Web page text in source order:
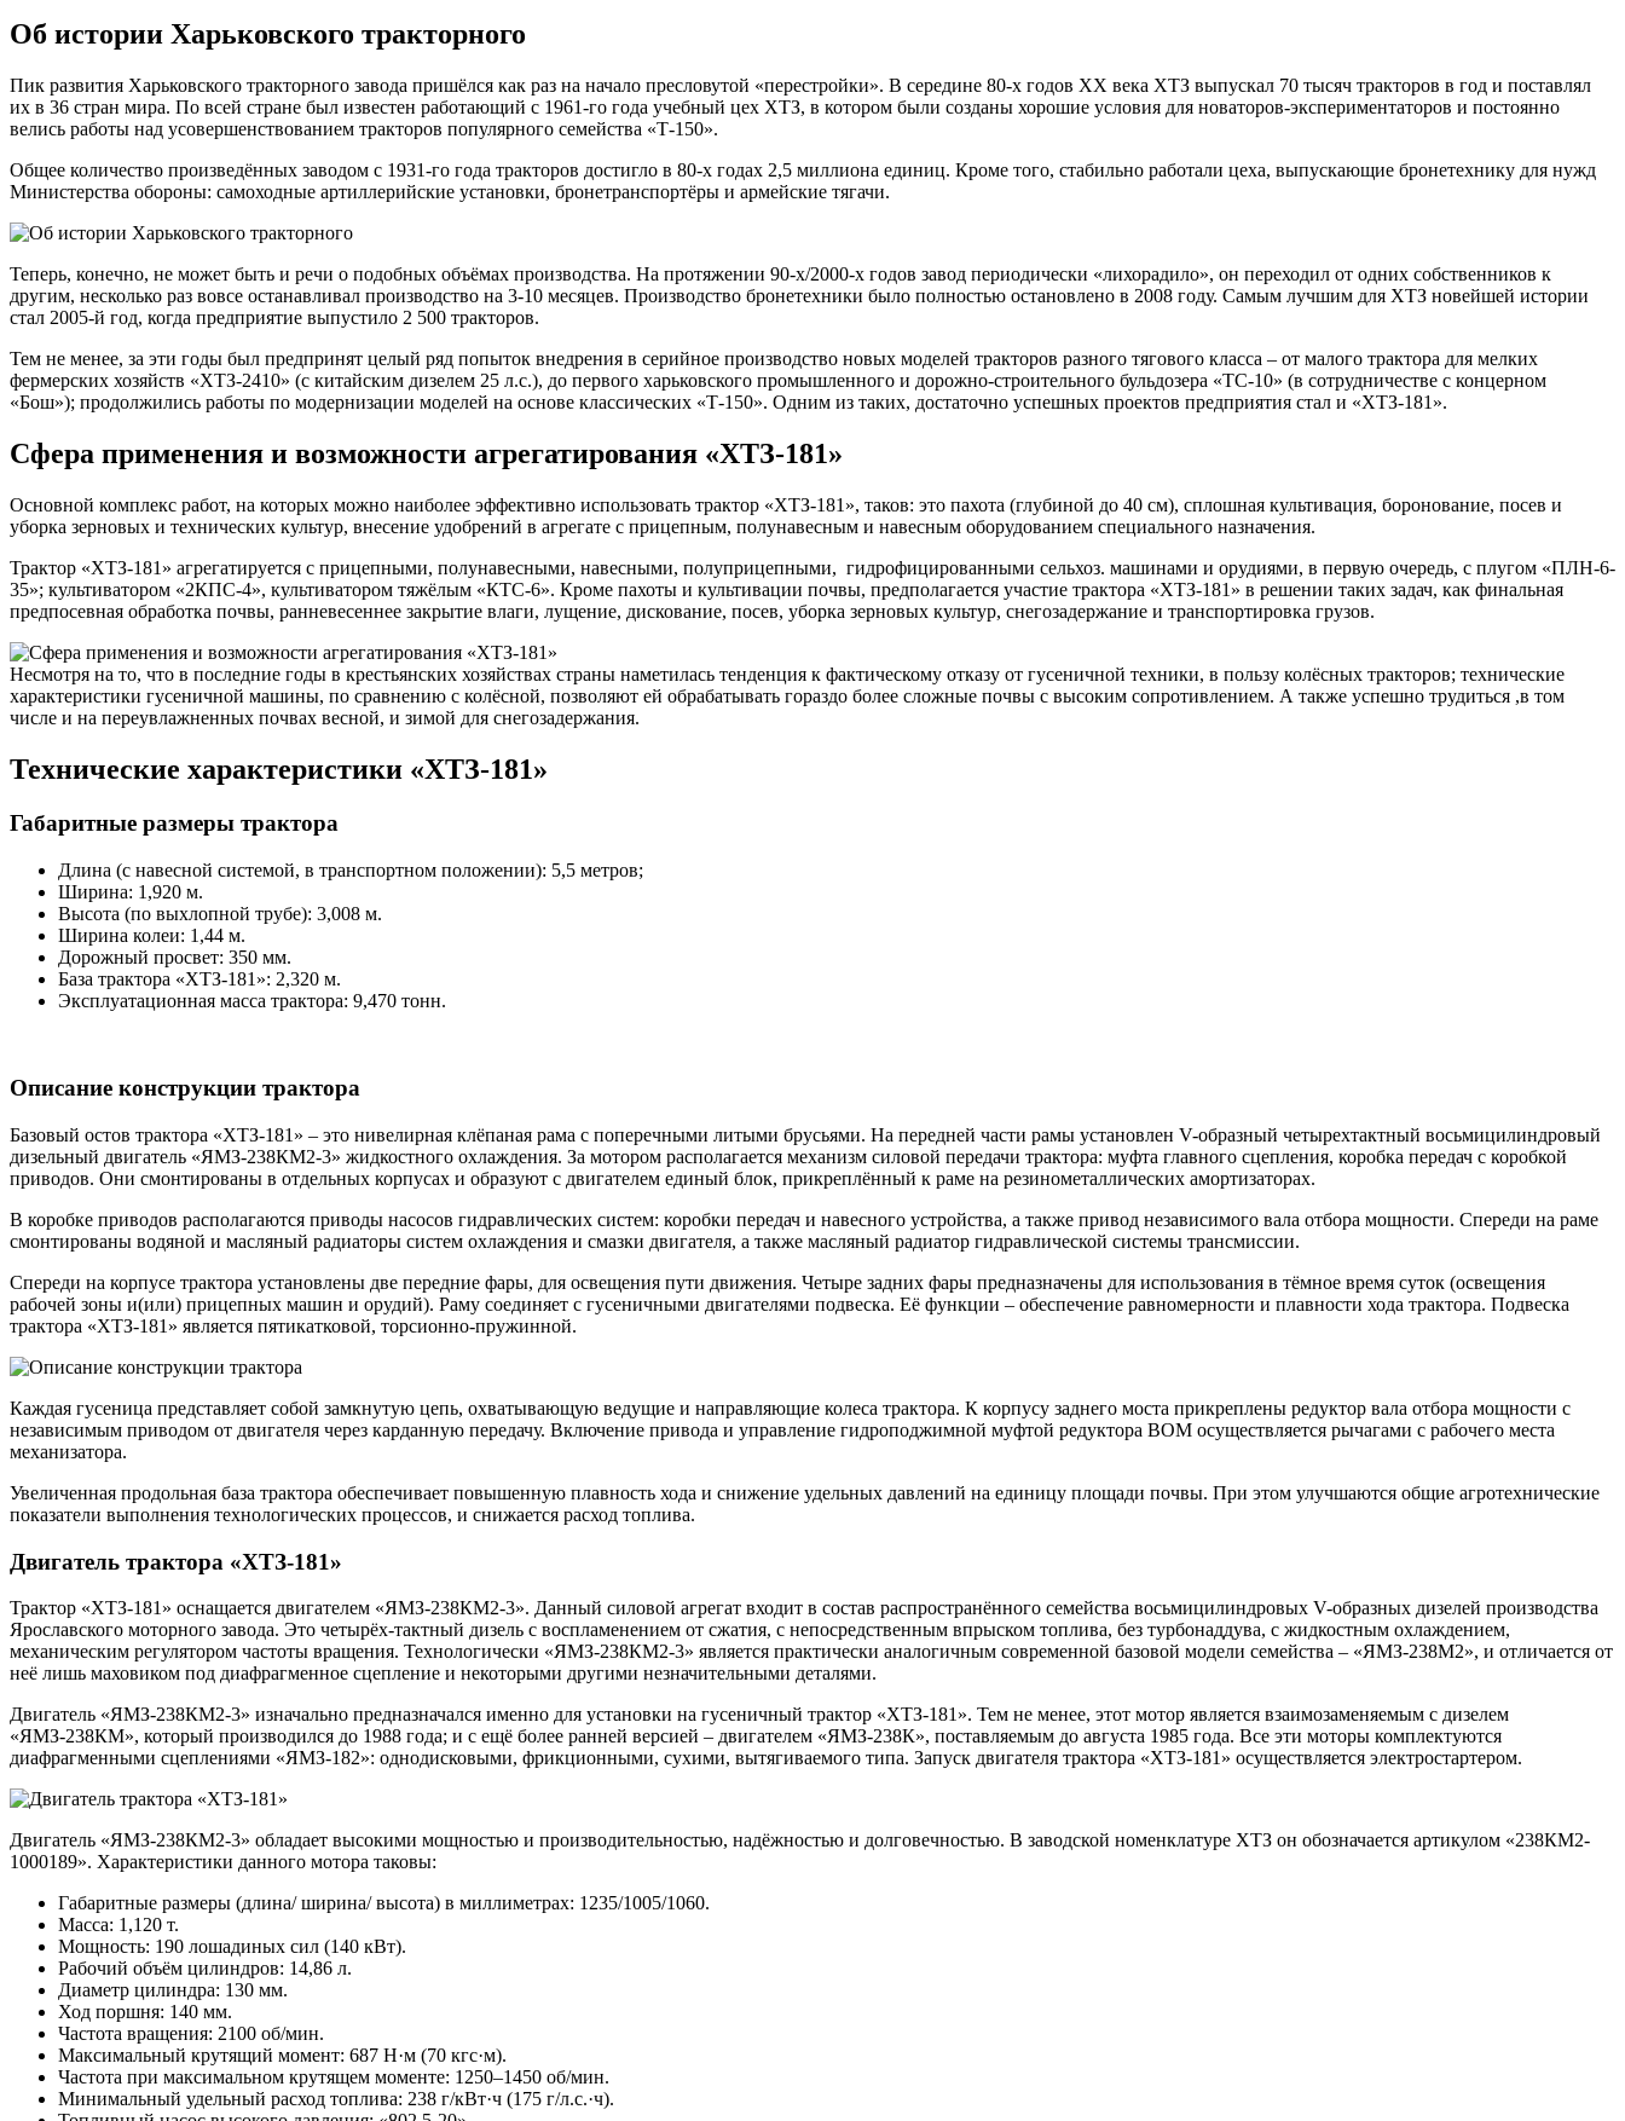
Об истории Харьковского тракторного
Пик развития Харьковского тракторного завода пришёлся как раз на начало пресловутой «перестройки». В середине 80-х годов ХХ века ХТЗ выпускал 70 тысяч тракторов в год и поставлял
их в 36 стран мира. По всей стране был известен работающий с 1961-го года учебный цех ХТЗ, в котором были созданы хорошие условия для новаторов-экспериментаторов и постоянно
велись работы над усовершенствованием тракторов популярного семейства «Т-150».
Общее количество произведённых заводом с 1931-го года тракторов достигло в 80-х годах 2,5 миллиона единиц. Кроме того, стабильно работали цеха, выпускающие бронетехнику для нужд
Министерства обороны: самоходные артиллерийские установки, бронетранспортёры и армейские тягачи.
Теперь, конечно, не может быть и речи о подобных объёмах производства. На протяжении 90-х/2000-х годов завод периодически «лихорадило», он переходил от одних собственников к
другим, несколько раз вовсе останавливал производство на 3-10 месяцев. Производство бронетехники было полностью остановлено в 2008 году. Самым лучшим для ХТЗ новейшей истории
стал 2005-й год, когда предприятие выпустило 2 500 тракторов.
Тем не менее, за эти годы был предпринят целый ряд попыток внедрения в серийное производство новых моделей тракторов разного тягового класса – от малого трактора для мелких
фермерских хозяйств «ХТЗ-2410» (с китайским дизелем 25 л.с.), до первого харьковского промышленного и дорожно-строительного бульдозера «ТС-10» (в сотрудничестве с концерном
«Бош»); продолжились работы по модернизации моделей на основе классических «Т-150». Одним из таких, достаточно успешных проектов предприятия стал и «ХТЗ-181».
Сфера применения и возможности агрегатирования «ХТЗ-181»
Основной комплекс работ, на которых можно наиболее эффективно использовать трактор «ХТЗ-181», таков: это пахота (глубиной до 40 см), сплошная культивация, боронование, посев и
уборка зерновых и технических культур, внесение удобрений в агрегате с прицепным, полунавесным и навесным оборудованием специального назначения.
Трактор «ХТЗ-181» агрегатируется с прицепными, полунавесными, навесными, полуприцепными, гидрофицированными сельхоз. машинами и орудиями, в первую очередь, с плугом «ПЛН-6-
35»; культиватором «2КПС-4», культиватором тяжёлым «КТС-6». Кроме пахоты и культивации почвы, предполагается участие трактора «ХТЗ-181» в решении таких задач, как финальная
предпосевная обработка почвы, ранневесеннее закрытие влаги, лущение, дискование, посев, уборка зерновых культур, снегозадержание и транспортировка грузов.
Несмотря на то, что в последние годы в крестьянских хозяйствах страны наметилась тенденция к фактическому отказу от гусеничной техники, в пользу колёсных тракторов; технические
характеристики гусеничной машины, по сравнению с колёсной, позволяют ей обрабатывать гораздо более сложные почвы с высоким сопротивлением. А также успешно трудиться ,в том
числе и на переувлажненных почвах весной, и зимой для снегозадержания.
Технические характеристики «ХТЗ-181»
Габаритные размеры трактора
Длина (с навесной системой, в транспортном положении): 5,5 метров;
Ширина: 1,920 м.
Высота (по выхлопной трубе): 3,008 м.
Ширина колеи: 1,44 м.
Дорожный просвет: 350 мм.
База трактора «ХТЗ-181»: 2,320 м.
Эксплуатационная масса трактора: 9,470 тонн.
Описание конструкции трактора
Базовый остов трактора «ХТЗ-181» – это нивелирная клёпаная рама с поперечными литыми брусьями. На передней части рамы установлен V-образный четырехтактный восьмицилиндровый
дизельный двигатель «ЯМЗ-238КМ2-3» жидкостного охлаждения. За мотором располагается механизм силовой передачи трактора: муфта главного сцепления, коробка передач с коробкой
приводов. Они смонтированы в отдельных корпусах и образуют с двигателем единый блок, прикреплённый к раме на резинометаллических амортизаторах.
В коробке приводов располагаются приводы насосов гидравлических систем: коробки передач и навесного устройства, а также привод независимого вала отбора мощности. Спереди на раме
смонтированы водяной и масляный радиаторы систем охлаждения и смазки двигателя, а также масляный радиатор гидравлической системы трансмиссии.
Спереди на корпусе трактора установлены две передние фары, для освещения пути движения. Четыре задних фары предназначены для использования в тёмное время суток (освещения
рабочей зоны и(или) прицепных машин и орудий). Раму соединяет с гусеничными двигателями подвеска. Её функции – обеспечение равномерности и плавности хода трактора. Подвеска
трактора «ХТЗ-181» является пятикатковой, торсионно-пружинной.
Каждая гусеница представляет собой замкнутую цепь, охватывающую ведущие и направляющие колеса трактора. К корпусу заднего моста прикреплены редуктор вала отбора мощности с
независимым приводом от двигателя через карданную передачу. Включение привода и управление гидроподжимной муфтой редуктора ВОМ осуществляется рычагами с рабочего места
механизатора.
Увеличенная продольная база трактора обеспечивает повышенную плавность хода и снижение удельных давлений на единицу площади почвы. При этом улучшаются общие агротехнические
показатели выполнения технологических процессов, и снижается расход топлива.
Двигатель трактора «ХТЗ-181»
Трактор «ХТЗ-181» оснащается двигателем «ЯМЗ-238КМ2-3». Данный силовой агрегат входит в состав распространённого семейства восьмицилиндровых V-образных дизелей производства
Ярославского моторного завода. Это четырёх-тактный дизель с воспламенением от сжатия, с непосредственным впрыском топлива, без турбонаддува, с жидкостным охлаждением,
механическим регулятором частоты вращения. Технологически «ЯМЗ-238КМ2-3» является практически аналогичным современной базовой модели семейства – «ЯМЗ-238М2», и отличается от
неё лишь маховиком под диафрагменное сцепление и некоторыми другими незначительными деталями.
Двигатель «ЯМЗ-238КМ2-3» изначально предназначался именно для установки на гусеничный трактор «ХТЗ-181». Тем не менее, этот мотор является взаимозаменяемым с дизелем
«ЯМЗ-238КМ», который производился до 1988 года; и с ещё более ранней версией – двигателем «ЯМЗ-238К», поставляемым до августа 1985 года. Все эти моторы комплектуются
диафрагменными сцеплениями «ЯМЗ-182»: однодисковыми, фрикционными, сухими, вытягиваемого типа. Запуск двигателя трактора «ХТЗ-181» осуществляется электростартером.
Двигатель «ЯМЗ-238КМ2-3» обладает высокими мощностью и производительностью, надёжностью и долговечностью. В заводской номенклатуре ХТЗ он обозначается артикулом «238КМ2-
1000189». Характеристики данного мотора таковы:
Габаритные размеры (длина/ ширина/ высота) в миллиметрах: 1235/1005/1060.
Масса: 1,120 т.
Мощность: 190 лошадиных сил (140 кВт).
Рабочий объём цилиндров: 14,86 л.
Диаметр цилиндра: 130 мм.
Ход поршня: 140 мм.
Частота вращения: 2100 об/мин.
Максимальный крутящий момент: 687 Н·м (70 кгс·м).
Частота при максимальном крутящем моменте: 1250–1450 об/мин.
Минимальный удельный расход топлива: 238 г/кВт·ч (175 г/л.с.·ч).